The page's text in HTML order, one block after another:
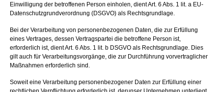
Einwilligung der betroffenen Person einholen, dient Art. 6 Abs. 1 lit. a EU-
Datenschutzgrundverordnung (DSGVO) als Rechtsgrundlage.
Bei der Verarbeitung von personenbezogenen Daten, die zur Erfüllung
eines Vertrages, dessen Vertragspartei die betroffene Person ist,
erforderlich ist, dient Art. 6 Abs. 1 lit. b DSGVO als Rechtsgrundlage. Dies
gilt auch für Verarbeitungsvorgänge, die zur Durchführung vorvertraglicher
Maßnahmen erforderlich sind.
Soweit eine Verarbeitung personenbezogener Daten zur Erfüllung einer